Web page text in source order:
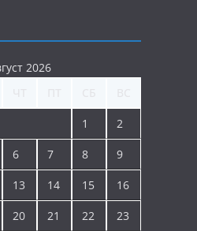
2026
1 2
6 7 8 9
13 14 15 16
20 21 22 23